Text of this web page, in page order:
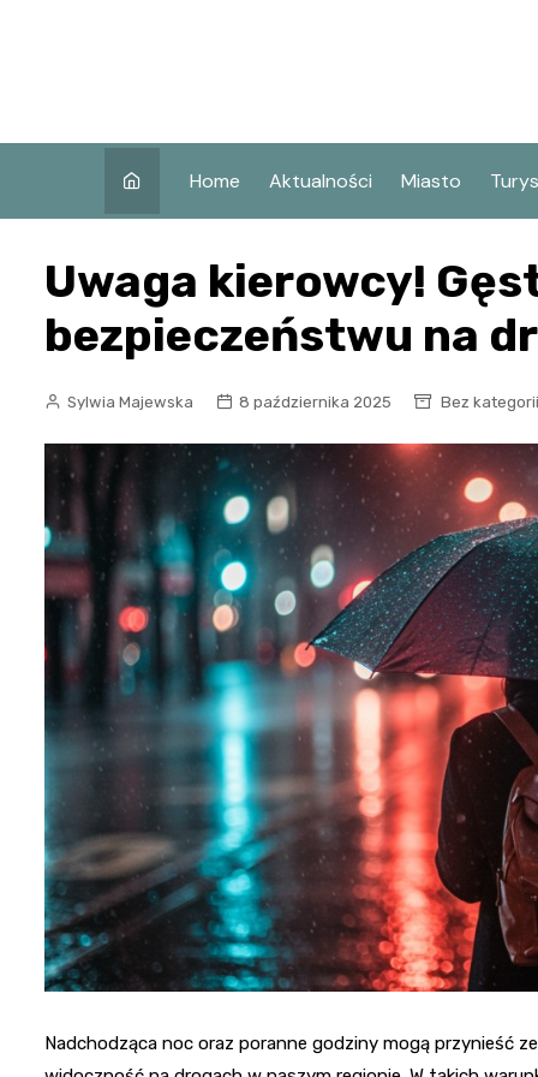
Home Aktualności Miasto
Uwaga kierowcy!
bezpieczeństwu na
Sylwia Majewska 8 października 2025 Bez kategorii
Nadchodząca noc oraz poranne godziny mogą przynieść